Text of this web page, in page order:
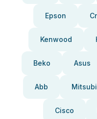
Epson
Kenwood
Beko Asus
Abb
Cisco